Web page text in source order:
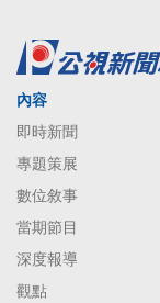
內容
即時新聞
專題策展
數位敘事
當期節目
深度報導
觀點